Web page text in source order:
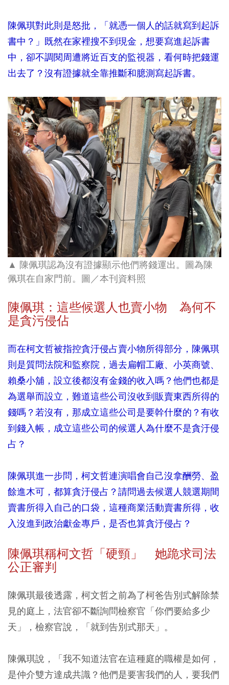
陳佩琪對此則是怒批，「就憑一個人的話就寫到起訴
書中？」既然在家裡搜不到現金，想要寫進起訴書
中，卻不調閱周遭將近百支的監視器，看何時把錢運
出去了？沒有證據就全靠推斷和臆測寫起訴書。
▲ 陳佩琪認為沒有證據顯示他們將錢運出。圖為陳
佩琪在自家門前。圖／本刊資料照
陳佩琪：這些候選人也賣小物 為何不
是貪污侵佔
而在柯文哲被指控貪汙侵占賣小物所得部分，陳佩琪
則是質問法院和監察院，過去扁帽工廠、小英商號、
賴桑小舖，設立後都沒有金錢的收入嗎？他們也都是
為選舉而設立，難道這些公司沒收到販賣東西所得的
錢嗎？若沒有，那成立這些公司是要幹什麼的？有收
到錢入帳，成立這些公司的候選人為什麼不是貪汙侵
占？
陳佩琪進一步問，柯文哲連演唱會自己沒拿酬勞、盈
餘進木可，都算貪汙侵占？請問過去候選人競選期間
賣書所得入自己的口袋，這種商業活動賣書所得，收
入沒進到政治獻金專戶，是否也算貪汙侵占？
陳佩琪稱柯文哲「硬頸」 她跪求司法
公正審判
陳佩琪最後透露，柯文哲之前為了柯爸告別式解除禁
見的庭上，法官卻不斷詢問檢察官「你們要給多少
天」，檢察官說，「就到告別式那天」。
陳佩琪說，「我不知道法官在這種庭的職權是如何，
是仲介雙方達成共識？他們是要害我們的人，要我們